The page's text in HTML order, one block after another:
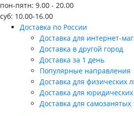
пон-пятн: 9.00 - 20.00
суб: 10.00-16.00
Доставка по России
Доставка для интернет-
Доставка в другой город
Доставка за 1 день
Популярные направления
Доставка для физических
Доставка для
Доставка для самозанятых